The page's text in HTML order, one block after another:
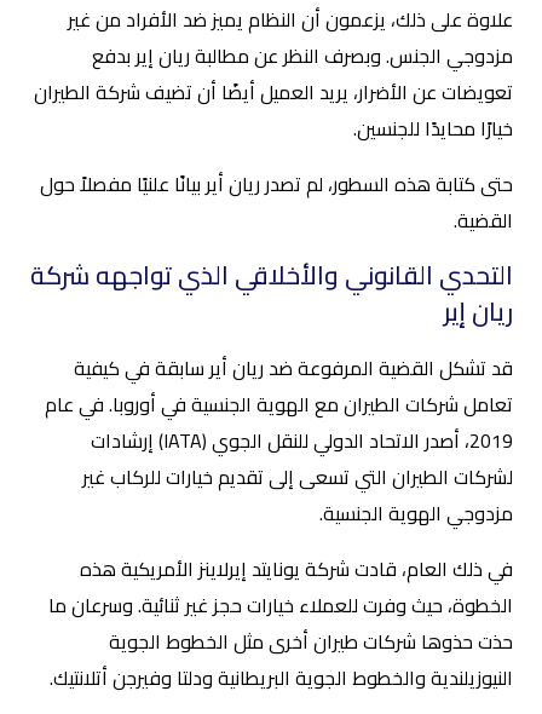
علاوة على ذلك، يزعمون أن النظام يميز ضد الأفراد من غير
مزدوجي الجنس. وبصرف النظر عن مطالبة ريان إير بدفع
تعويضات عن الأضرار، يريد العميل أيضًا أن تضيف شركة الطيران
خيارًا محايدًا للجنسين.
حتى كتابة هذه السطور، لم تصدر ريان أير بيانًا علنيًا مفصلاً حول
القضية.
التحدي القانوني والأخلاقي الذي تواجهه شركة
ريان إير
قد تشكل القضية المرفوعة ضد ريان أير سابقة في كيفية
تعامل شركات الطيران مع الهوية الجنسية في أوروبا. في عام
2019، أصدر الاتحاد الدولي للنقل الجوي (IATA) إرشادات
لشركات الطيران التي تسعى إلى تقديم خيارات للركاب غير
مزدوجي الهوية الجنسية.
في ذلك العام، قادت شركة يونايتد إيرلاينز الأمريكية هذه
الخطوة، حيث وفرت للعملاء خيارات حجز غير ثنائية. وسرعان ما
حذت حذوها شركات طيران أخرى مثل الخطوط الجوية
النيوزيلندية والخطوط الجوية البريطانية ودلتا وفيرجن أتلانتيك.